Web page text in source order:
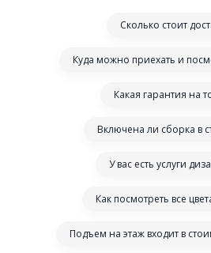
Сколько стоит
Куда можно приехать и
Какая гарантия на
Включена ли сборка в
У вас есть услуги
Как посмотреть все
Подъем на этаж входит в